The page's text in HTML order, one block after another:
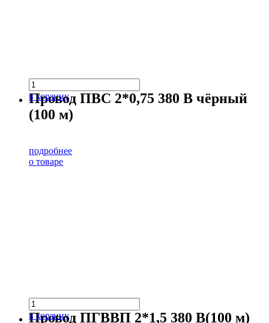
в корзину
Провод ПВС 2*0,75 380 В чёрный
(100 м)
подробнее
о товаре
в корзину
Провод ПГВВП 2*1,5 380 В(100 м)